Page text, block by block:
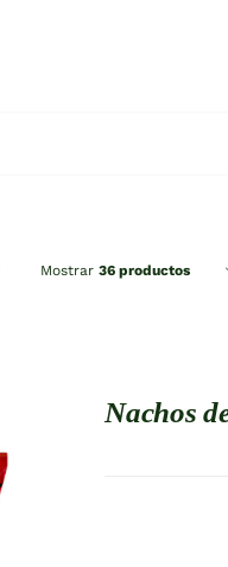
Mostrar 36 productos
Nachos